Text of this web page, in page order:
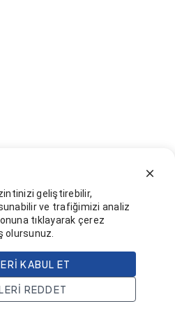
Projeler Hesap
geliştirebilir,
ve trafiğimizi analiz
tıklayarak çerez
olursunuz.
KABUL ET
REDDET